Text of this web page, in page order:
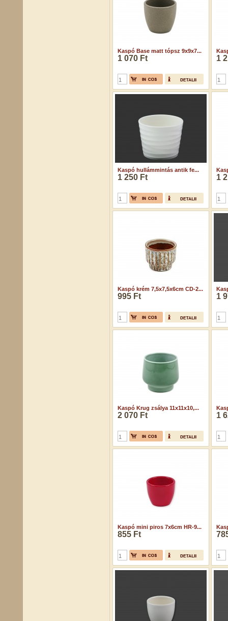
Kaspó Base matt tópsz 9x9x7...
1 070 Ft 1
Kaspó hullámmintás antik fe...
1 250 Ft 1
Kaspó krém 7,5x7,5x6cm CD-2...
995 Ft 1
Kaspó Krug zsálya 11x11x10,...
2 070 Ft 1
Kaspó mini piros 7x6cm HR-9...
855 Ft